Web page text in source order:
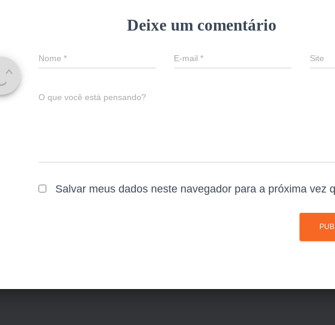
Deixe um comentário
Nome * E-mail* Site
O que você está pensando?
Salvar meus dados neste navegador para a próxima vez